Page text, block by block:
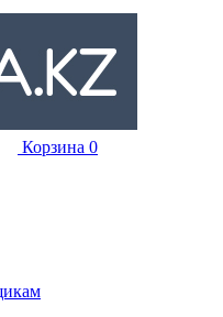
Корзина 0